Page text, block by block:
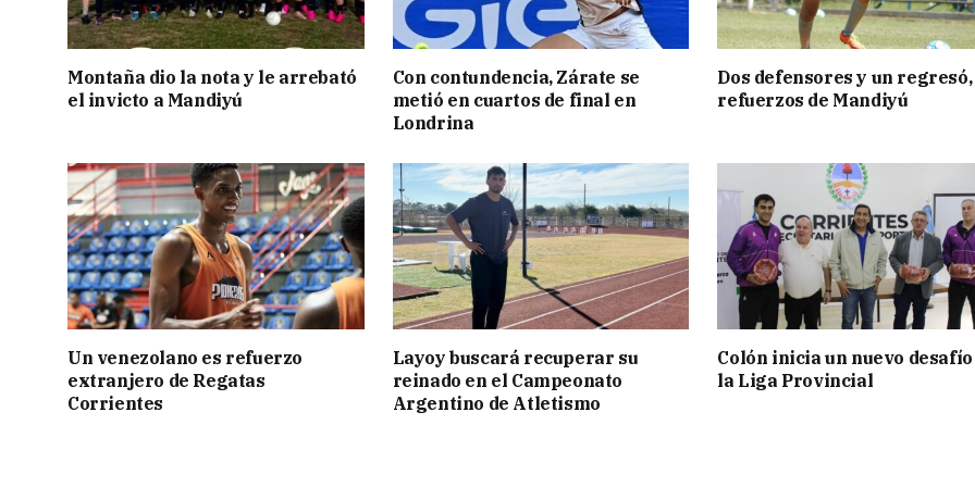
Montaña dio la nota y le arrebató
el invicto a Mandiyú
Con contundencia, Zárate se
metió en cuartos de final en
Londrina
Dos defensores y un regresó,
refuerzos de Mandiyú
Un venezolano es refuerzo
extranjero de Regatas
Corrientes
Layoy buscará recuperar su
reinado en el Campeonato
Argentino de Atletismo
Colón inicia un nuevo
la Liga Provincial